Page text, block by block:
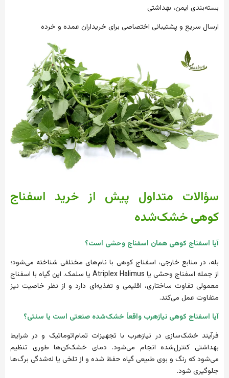
بسته‌بندی ایمن، بهداشتی
ارسال سریع و پشتیبانی اختصاصی برای خریداران عمده و خرده
سؤالات متداول پیش از خرید اسفناج
کوهی خشک‌شده
آیا اسفناج کوهی همان اسفناج وحشی است؟
بله، در منابع خارجی، اسفناج کوهی با نام‌های مختلفی شناخته می‌شود؛
از جمله اسفناج وحشی یا Atriplex Halimus یا سلمک. این گیاه با اسفناج
معمولی تفاوت ساختاری، اقلیمی و تغذیه‌ای دارد و از نظر خاصیت نیز
متفاوت عمل می‌کند.
آیا اسفناج کوهی نیازهرب واقعاً خشک‌شده صنعتی است یا سنتی؟
فرآیند خشک‌سازی در نیازهرب با تجهیزات تمام‌اتوماتیک و در شرایط
بهداشتی کنترل‌شده انجام می‌شود. دمای خشک‌کن‌ها طوری تنظیم
می‌شود که رنگ و بوی طبیعی گیاه حفظ شده و از تلخی یا له‌شدگی برگ‌ها
جلوگیری شود.